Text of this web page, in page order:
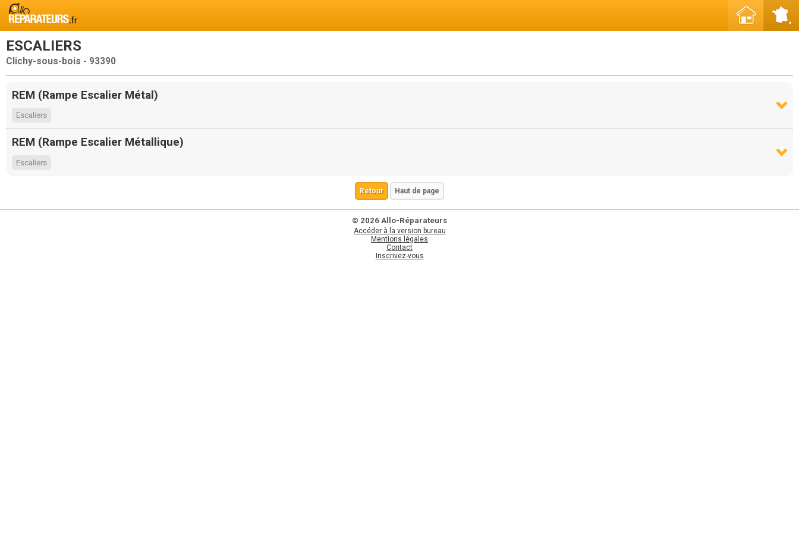
ESCALIERS
Clichy-sous-bois - 93390
REM (Rampe Escalier Métal)
Escaliers
REM (Rampe Escalier Métallique)
Escaliers
Retour Haut de page
© 2026 Allo-Réparateurs
Accéder à la version bureau
Mentions légales
Contact
Inscrivez-vous